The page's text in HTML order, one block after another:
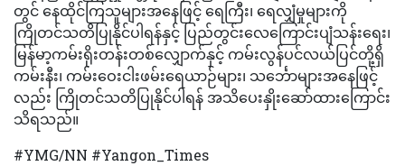
တွင် နေထိုင်ကြသူများအနေဖြင့် ရေကြီး၊ ရေလျှံမှုများကို
ကြိုတင်သတိပြုနိုင်ပါရန်နှင့် ပြည်တွင်းလေကြောင်းပျံသန်းရေး၊
မြန်မာ့ကမ်းရိုးတန်းတစ်လျှောက်နှင့် ကမ်းလွန်ပင်လယ်ပြင်တို့ရှိ
ကမ်းနီး၊ ကမ်းဝေးငါးဖမ်းရေယာဉ်များ၊ သင်္ဘောများအနေဖြင့်
လည်း ကြိုတင်သတိပြုနိုင်ပါရန် အသိပေးနှိုးဆော်ထားကြောင်း
သိရသည်။
#YMG/NN #Yangon_Times